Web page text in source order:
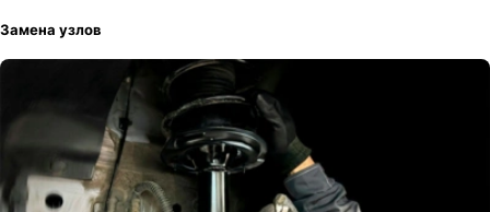
Замена узлов